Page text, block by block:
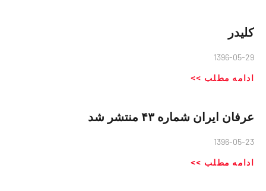
کلیدر
1396-05-29
ادامه مطلب >>
عرفان ایران شماره ۴۳ منتشر شد
1396-05-23
ادامه مطلب >>